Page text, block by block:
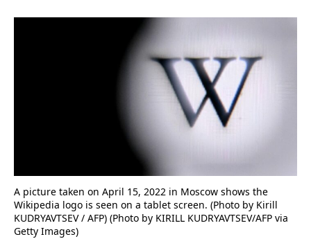
A picture taken on April 15, 2022 in Moscow shows the
Wikipedia logo is seen on a tablet screen. (Photo by Kirill
KUDRYAVTSEV / AFP) (Photo by KIRILL KUDRYAVTSEV/AFP via
Getty Images)